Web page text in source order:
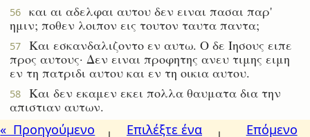
56
και αι αδελφαι αυτου δεν ειναι πασαι παρ'
ημιν; ποθεν λοιπον εις τουτον ταυτα παντα;
57
Και εσκανδαλιζοντο εν αυτω. Ο δε Ιησους ειπε
προς αυτους· Δεν ειναι προφητης ανευ τιμης ειμη
εν τη πατριδι αυτου και εν τη οικια αυτου.
58
Και δεν εκαμεν εκει πολλα θαυματα δια την
απιστιαν αυτων.
« Προηγούμενο
Επιλέξτε ένα
Επόμενο